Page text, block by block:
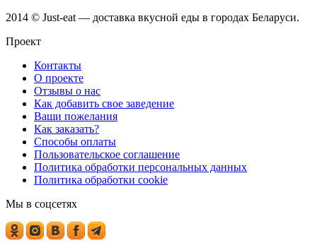
2014 © Just-eat — доставка вкусной еды в городах Беларуси.
Проект
Контакты
О проекте
Отзывы о нас
Как добавить свое заведение
Ваши пожелания
Как заказать?
Способы оплаты
Пользовательское соглашение
Политика обработки персональных данных
Политика обработки cookie
Мы в соцсетях